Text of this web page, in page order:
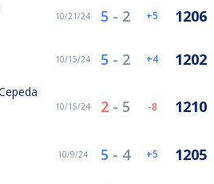
10/21/24 5 - 2 5 1206
10/15/24 5 - 2 4 1202
10/15/24 2 - 5 -8 1210
10/9/24 5 - 4 5 1205